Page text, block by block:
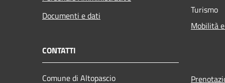
Documenti e dati
Turismo
Mobilità
CONTATTI
Comune di Altopascio